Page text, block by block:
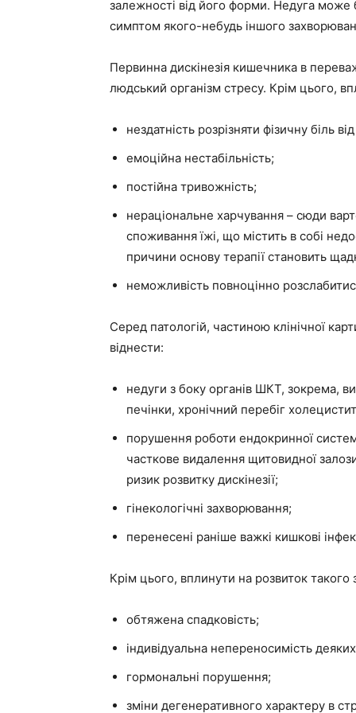
залежності від його форми. Недуга
симптом якого-небудь іншого
Первинна дискінезія кишечника в
людський організм стресу. Крім цього,
нездатність розрізняти фізичну біль
емоційна нестабільність;
постійна тривожність;
нераціональне харчування – сюди
споживання їжі, що містить в собі
причини основу терапії становить
неможливість повноцінно
Серед патологій, частиною клінічної
віднести:
недуги з боку органів ШКТ, зокрема,
печінки, хронічний перебіг
порушення роботи ендокринної
часткове видалення щитовидної
ризик розвитку дискінезії;
гінекологічні захворювання;
перенесені раніше важкі кишкові
Крім цього, вплинути на розвиток
обтяжена спадковість;
індивідуальна непереносимість
гормональні порушення;
зміни дегенеративного характеру в